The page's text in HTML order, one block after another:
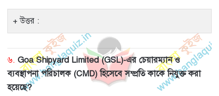
উত্তর :
৬. Goa Shipyard Limited (GSL)-এর চেয়ারম্যান ও
ব্যবস্থাপনা পরিচালক (CMD) হিসেবে সম্প্রতি কাকে নিযুক্ত করা
হয়েছে?